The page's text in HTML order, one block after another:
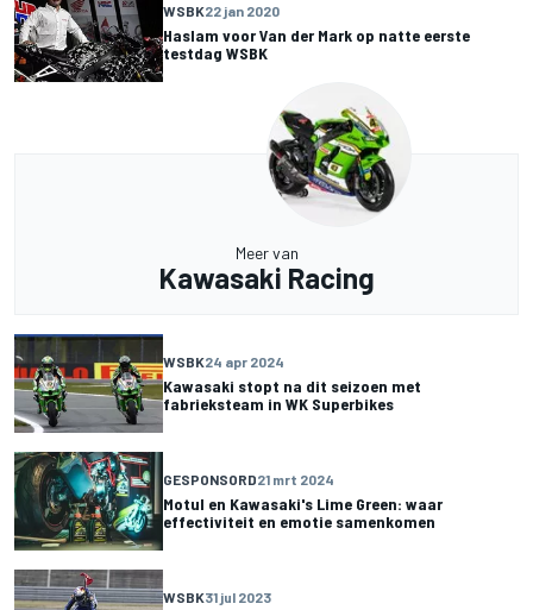
WSBK22 jan 2020
Haslam voor Van der Mark op natte eerste
testdag WSBK
Meer van
Kawasaki Racing
WSBK24 apr 2024
Kawasaki stopt na dit seizoen met
fabrieksteam in WK Superbikes
GESPONSORD21 mrt 2024
Motul en Kawasaki's Lime Green: waar
effectiviteit en emotie samenkomen
WSBK31 jul 2023